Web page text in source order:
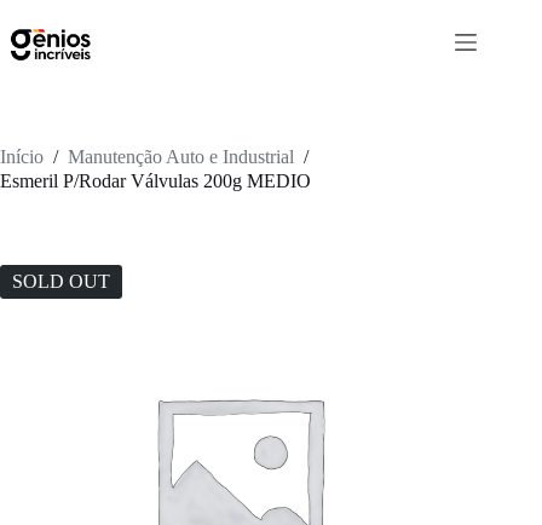
Início / Manutenção Auto e Industrial /
Esmeril P/Rodar Válvulas 200g MEDIO
SOLD OUT